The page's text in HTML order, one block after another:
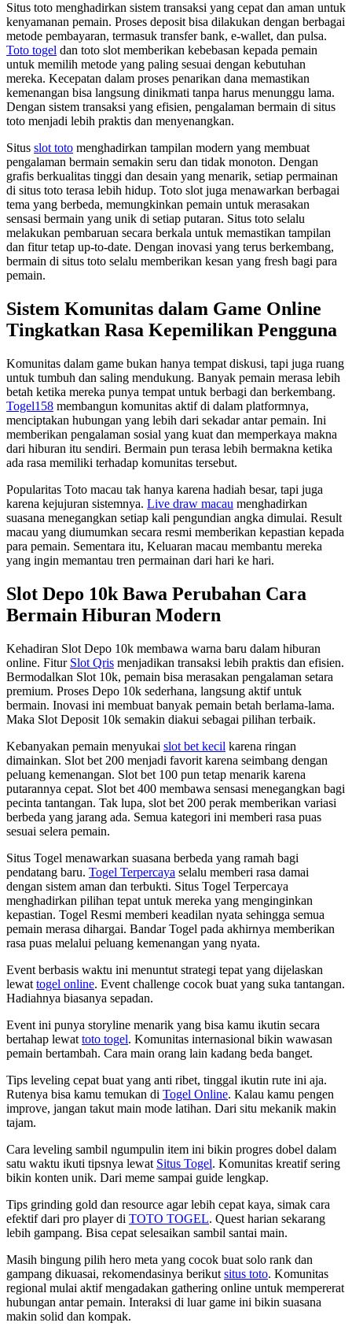
Situs toto menghadirkan sistem transaksi yang cepat dan aman untuk
kenyamanan pemain. Proses deposit bisa dilakukan dengan berbagai
metode pembayaran, termasuk transfer bank, e-wallet, dan pulsa.
Toto togel dan toto slot memberikan kebebasan kepada pemain
untuk memilih metode yang paling sesuai dengan kebutuhan
mereka. Kecepatan dalam proses penarikan dana memastikan
kemenangan bisa langsung dinikmati tanpa harus menunggu lama.
Dengan sistem transaksi yang efisien, pengalaman bermain di situs
toto menjadi lebih praktis dan menyenangkan.
Situs slot toto menghadirkan tampilan modern yang membuat
pengalaman bermain semakin seru dan tidak monoton. Dengan
grafis berkualitas tinggi dan desain yang menarik, setiap permainan
di situs toto terasa lebih hidup. Toto slot juga menawarkan berbagai
tema yang berbeda, memungkinkan pemain untuk merasakan
sensasi bermain yang unik di setiap putaran. Situs toto selalu
melakukan pembaruan secara berkala untuk memastikan tampilan
dan fitur tetap up-to-date. Dengan inovasi yang terus berkembang,
bermain di situs toto selalu memberikan kesan yang fresh bagi para
pemain.
Sistem Komunitas dalam Game Online
Tingkatkan Rasa Kepemilikan Pengguna
Komunitas dalam game bukan hanya tempat diskusi, tapi juga ruang
untuk tumbuh dan saling mendukung. Banyak pemain merasa lebih
betah ketika mereka punya tempat untuk berbagi dan berkembang.
Togel158 membangun komunitas aktif di dalam platformnya,
menciptakan hubungan yang lebih dari sekadar antar pemain. Ini
memberikan pengalaman sosial yang kuat dan memperkaya makna
dari hiburan itu sendiri. Bermain pun terasa lebih bermakna ketika
ada rasa memiliki terhadap komunitas tersebut.
Popularitas Toto macau tak hanya karena hadiah besar, tapi juga
karena kejujuran sistemnya. Live draw macau menghadirkan
suasana menegangkan setiap kali pengundian angka dimulai. Result
macau yang diumumkan secara resmi memberikan kepastian kepada
para pemain. Sementara itu, Keluaran macau membantu mereka
yang ingin memantau tren permainan dari hari ke hari.
Slot Depo 10k Bawa Perubahan Cara
Bermain Hiburan Modern
Kehadiran Slot Depo 10k membawa warna baru dalam hiburan
online. Fitur Slot Qris menjadikan transaksi lebih praktis dan efisien.
Bermodalkan Slot 10k, pemain bisa merasakan pengalaman setara
premium. Proses Depo 10k sederhana, langsung aktif untuk
bermain. Inovasi ini membuat banyak pemain betah berlama-lama.
Maka Slot Deposit 10k semakin diakui sebagai pilihan terbaik.
Kebanyakan pemain menyukai slot bet kecil karena ringan
dimainkan. Slot bet 200 menjadi favorit karena seimbang dengan
peluang kemenangan. Slot bet 100 pun tetap menarik karena
putarannya cepat. Slot bet 400 membawa sensasi menegangkan bagi
pecinta tantangan. Tak lupa, slot bet 200 perak memberikan variasi
berbeda yang jarang ada. Semua kategori ini memberi rasa puas
sesuai selera pemain.
Situs Togel menawarkan suasana berbeda yang ramah bagi
pendatang baru. Togel Terpercaya selalu memberi rasa damai
dengan sistem aman dan terbukti. Situs Togel Terpercaya
menghadirkan pilihan tepat untuk mereka yang menginginkan
kepastian. Togel Resmi memberi keadilan nyata sehingga semua
pemain merasa dihargai. Bandar Togel pada akhirnya memberikan
rasa puas melalui peluang kemenangan yang nyata.
Event berbasis waktu ini menuntut strategi tepat yang dijelaskan
lewat togel online. Event challenge cocok buat yang suka tantangan.
Hadiahnya biasanya sepadan.
Event ini punya storyline menarik yang bisa kamu ikutin secara
bertahap lewat toto togel. Komunitas internasional bikin wawasan
pemain bertambah. Cara main orang lain kadang beda banget.
Tips leveling cepat buat yang anti ribet, tinggal ikutin rute ini aja.
Rutenya bisa kamu temukan di Togel Online. Kalau kamu pengen
improve, jangan takut main mode latihan. Dari situ mekanik makin
tajam.
Cara leveling sambil ngumpulin item ini bikin progres dobel dalam
satu waktu ikuti tipsnya lewat Situs Togel. Komunitas kreatif sering
bikin konten unik. Dari meme sampai guide lengkap.
Tips grinding gold dan resource agar lebih cepat kaya, simak cara
efektif dari pro player di TOTO TOGEL. Quest harian sekarang
lebih gampang. Bisa cepat selesaikan sambil santai main.
Masih bingung pilih hero meta yang cocok buat solo rank dan
gampang dikuasai, rekomendasinya berikut situs toto. Komunitas
regional mulai aktif mengadakan gathering online untuk mempererat
hubungan antar pemain. Interaksi di luar game ini bikin suasana
makin solid dan kompak.